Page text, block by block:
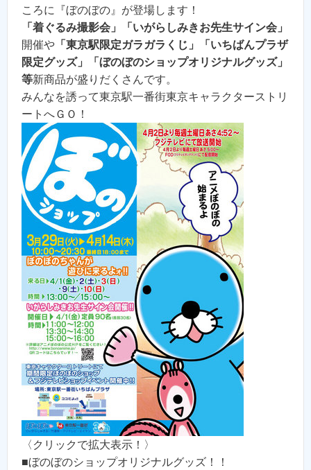
ころに『ぼのぼの』が登場します！
「着ぐるみ撮影会」「いがらしみきお先生サイン会」
開催や 「東京駅限定ガラガラくじ」「いちばんプラザ
限定グッズ」「ぼのぼのショップオリジナルグッズ」
等新商品が盛りだくさんです。
みんなを誘って東京駅一番街東京キャラクターストリ
ートへＧＯ！
〈クリックで拡大表示！〉
■ぼのぼのショップオリジナルグッズ！！